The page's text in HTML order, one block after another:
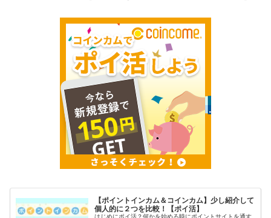
【ポイントインカム＆コインカム】少し紹介して
個人的に２つを比較！【ポイ活】
はじめにポイ活？何かを始める時にポイントサイトを通す